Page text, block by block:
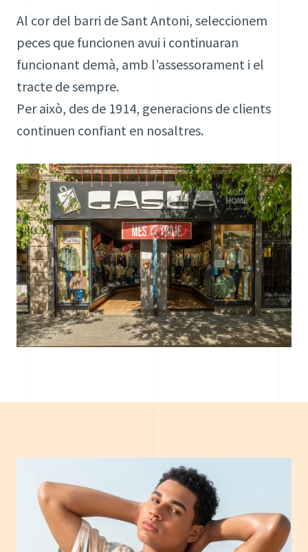
Al cor del barri de Sant Antoni, seleccionem
peces que funcionen avui i continuaran
funcionant demà, amb l’assessorament i el
tracte de sempre.
Per això, des de 1914, generacions de clients
continuen confiant en nosaltres.